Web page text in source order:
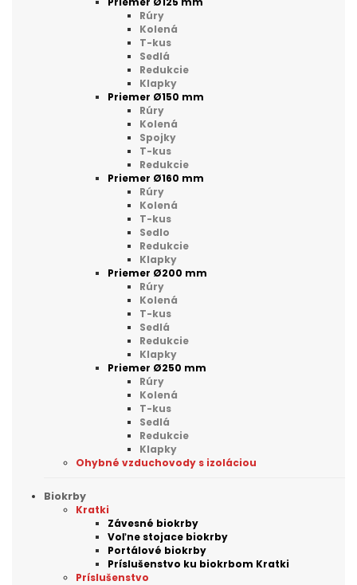
Rúry
Kolená
T-kus
Sedlá
Redukcie
Klapky
Priemer Ø150 mm
Rúry
Kolená
Spojky
T-kus
Redukcie
Priemer Ø160 mm
Rúry
Kolená
T-kus
Sedlo
Redukcie
Klapky
Priemer Ø200 mm
Rúry
Kolená
T-kus
Sedlá
Redukcie
Klapky
Priemer Ø250 mm
Rúry
Kolená
T-kus
Sedlá
Redukcie
Klapky
Ohybné vzduchovody s izoláciou
Biokrby
Kratki
Závesné biokrby
Voľne stojace biokrby
Portálové biokrby
Príslušenstvo ku biokrbom Kratki
Príslušenstvo